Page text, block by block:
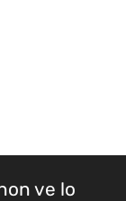
ve lo